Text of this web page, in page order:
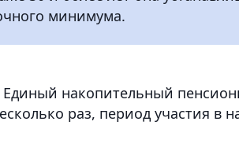
минимума.
Единый накопительный
раз, период участия в